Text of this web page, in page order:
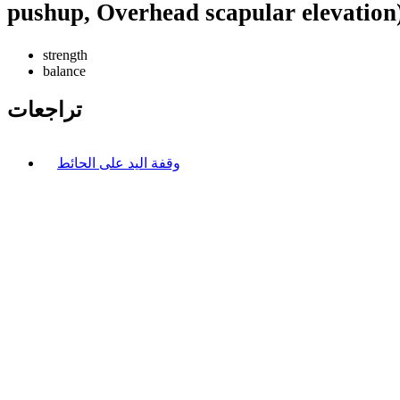
pushup, Overhead scapular
strength
balance
تراجعات
وقفة اليد على الحائط